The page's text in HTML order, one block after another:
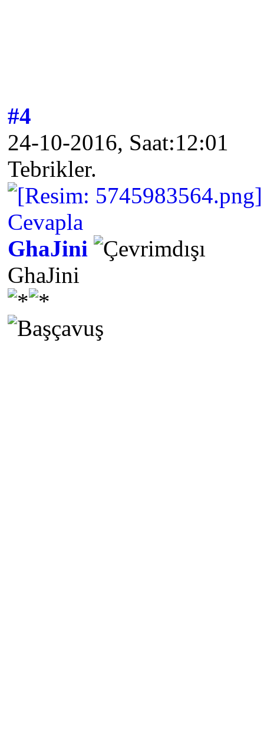
#4
24-10-2016, Saat:12:01
Tebrikler.
Cevapla
GhaJini
GhaJini